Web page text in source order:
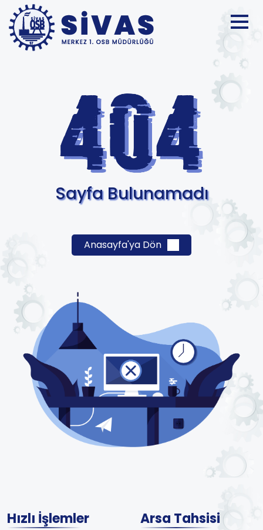
Sayfa Bulunamadı
Anasayfa'ya Dön
Hızlı İşlemler Arsa Tahsisi